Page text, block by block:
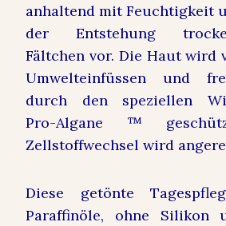
anhaltend mit Feuchtigkeit
der Entstehung
Fältchen vor. Die Haut wird
Umwelteinfüssen und
durch den speziellen
Pro-Algane ™
Zellstoffwechsel wird
Diese getönte
Paraffinöle, ohne Silikon